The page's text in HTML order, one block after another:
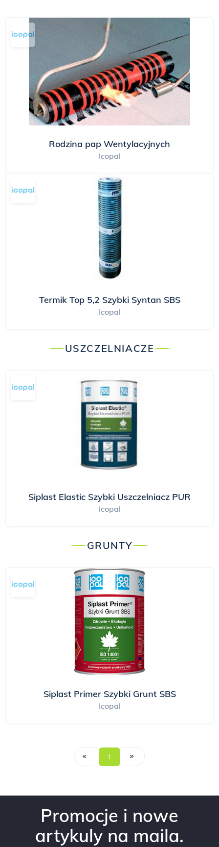
Rodzina pap Wentylacyjnych
Icopal
Termik Top 5,2 Szybki Syntan SBS
Icopal
USZCZELNIACZE
Siplast Elastic Szybki Uszczelniacz PUR
Icopal
GRUNTY
Siplast Primer Szybki Grunt SBS
Icopal
1
Promocje i nowe
artykuly na maila.